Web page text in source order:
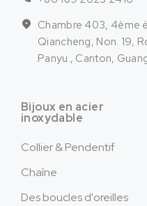
Chambre 403, 4ème
Qiancheng, Non. 19,
Panyu., Canton,
Bijoux en acier
inoxydable
Collier & Pendentif
Chaîne
Des boucles d'oreilles